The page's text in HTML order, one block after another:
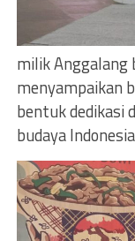
milik Anggalang
menyampaikan
bentuk dedikasi
budaya